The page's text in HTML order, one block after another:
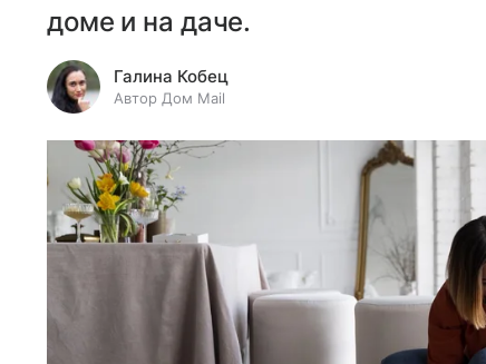
доме и на даче.
Галина Кобец
Автор Дом Mail